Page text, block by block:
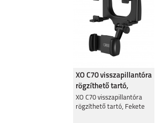
XO C70 visszapillantóra
rögzíthető tartó,
Fekete
XO C70 visszapillantóra
rögzíthető tartó, Fekete